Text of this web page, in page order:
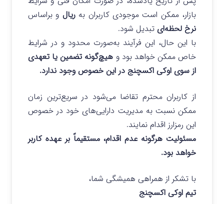
بازار، ممکن است موجودی کاربران بهریال و براساس
نرخ لحظه‌ای تبدیل شود.
با این حال، این فرآیند به‌صورت محدود و در شرایط
خاص ممکن خواهد بود و هیچ‌گونه تضمین یا تعهدی
از سوی اوکی اکسچنج در این خصوص وجود ندارد.
از کاربران محترم تقاضا می‌شود در سریع‌ترین زمان
ممکن نسبت به مدیریت دارایی‌های خود در خصوص
این رمزارز اقدام نمایند.
مسئولیت هرگونه عدم اقدام، مستقیماً بر عهده کاربر
خواهد بود.
با تشکر از همراهی همیشگی شما،
تیم اوکی اکسچنج